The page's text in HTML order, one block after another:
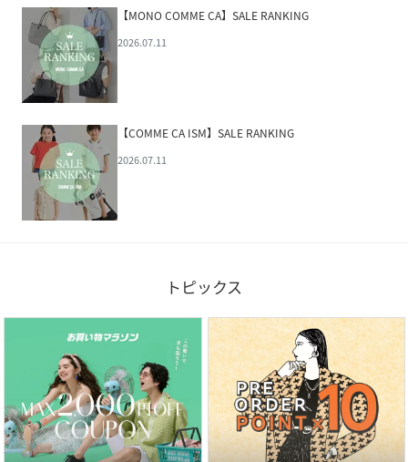
【MONO COMME CA】SALE RANKING
2026.07.11
【COMME CA ISM】SALE RANKING
2026.07.11
トピックス